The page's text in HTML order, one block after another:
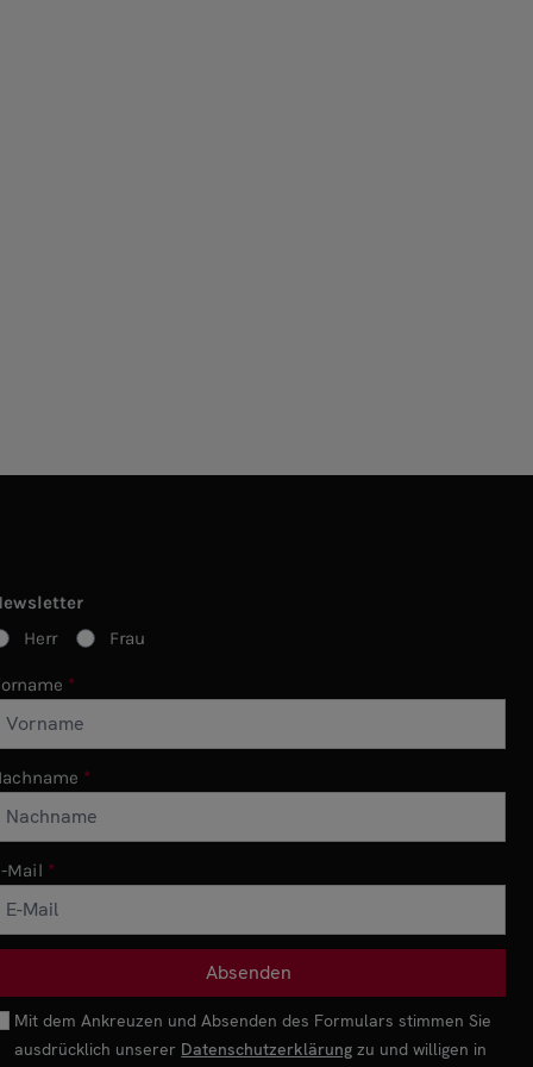
Herr
Frau
Mail
Mit dem Ankreuzen und Absenden des Formulars stimmen Sie
ausdrücklich unserer Datenschutzerklärung zu und willigen in